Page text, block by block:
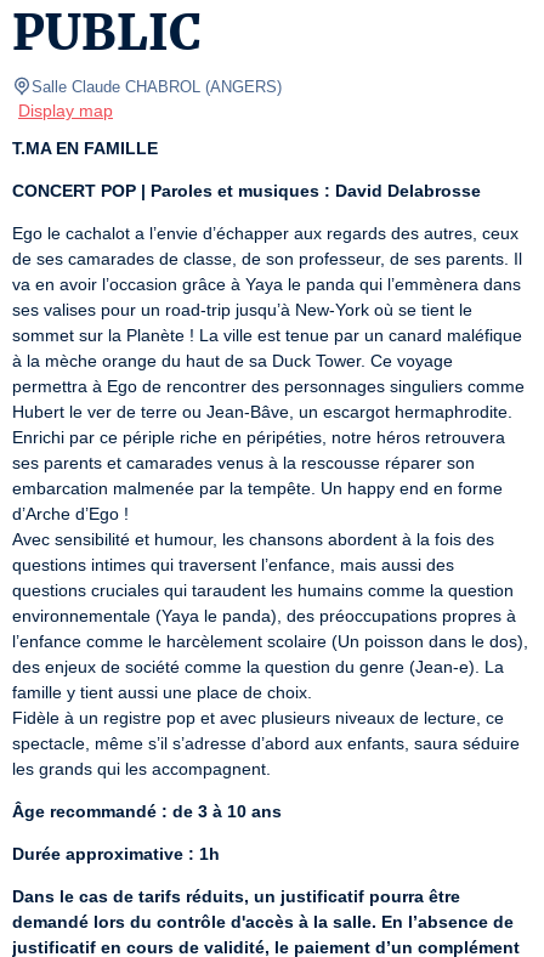
PUBLIC
Salle Claude CHABROL (ANGERS)
Display map
T.MA EN FAMILLE
CONCERT POP | Paroles et musiques : David Delabrosse
Ego le cachalot a l’envie d’échapper aux regards des autres, ceux
de ses camarades de classe, de son professeur, de ses parents. Il
va en avoir l’occasion grâce à Yaya le panda qui l’emmènera dans
ses valises pour un road-trip jusqu’à New-York où se tient le
sommet sur la Planète ! La ville est tenue par un canard maléfique
à la mèche orange du haut de sa Duck Tower. Ce voyage
permettra à Ego de rencontrer des personnages singuliers comme
Hubert le ver de terre ou Jean-Bâve, un escargot hermaphrodite.
Enrichi par ce périple riche en péripéties, notre héros retrouvera
ses parents et camarades venus à la rescousse réparer son
embarcation malmenée par la tempête. Un happy end en forme
d’Arche d’Ego !
Avec sensibilité et humour, les chansons abordent à la fois des
questions intimes qui traversent l’enfance, mais aussi des
questions cruciales qui taraudent les humains comme la question
environnementale (Yaya le panda), des préoccupations propres à
l’enfance comme le harcèlement scolaire (Un poisson dans le dos),
des enjeux de société comme la question du genre (Jean-e). La
famille y tient aussi une place de choix.
Fidèle à un registre pop et avec plusieurs niveaux de lecture, ce
spectacle, même s’il s’adresse d’abord aux enfants, saura séduire
les grands qui les accompagnent.
Âge recommandé : de 3 à 10 ans
Durée approximative : 1h
Dans le cas de tarifs réduits, un justificatif pourra être
demandé lors du contrôle d'accès à la salle. En l’absence de
justificatif en cours de validité, le paiement d’un complément